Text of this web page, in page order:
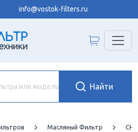
info@vostok-filters.ru
Масляный Фильтр